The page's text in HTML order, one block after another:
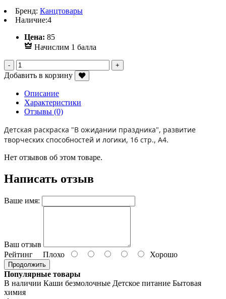
Бренд: Канцтовары
Наличие:4
Цена: 85Р
Начислим 1 балла
Добавить в корзину
Описание
Характеристики
Отзывы (0)
Детская раскраска "В ожидании праздника", развитие
творческих способностей и логики, 16 стр., А4.
Нет отзывов об этом товаре.
Написать отзыв
Ваше имя:
Ваш отзыв
Рейтинг Плохо Хорошо
Продолжить
Популярные товары
В наличии Каши безмолочные Детское питание Бытовая
химия